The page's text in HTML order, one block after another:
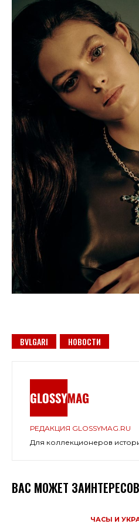
BVLGARI НОВОСТИ
РЕДАКЦИЯ GLOSSYMAG.RU
Для коллекционеров
ВАС МОЖЕТ
ЧАСЫ И